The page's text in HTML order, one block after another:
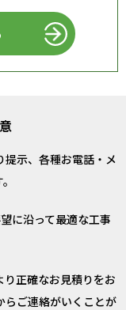
提示、各種お電話・メ
に沿って最適な工事
正確なお見積りをお
らご連絡がいくことが